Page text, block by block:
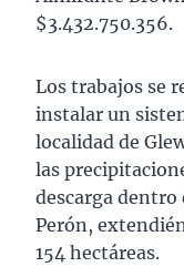
$3.432.750.356.
Los trabajos se
instalar un
localidad de
las
descarga dentro
Perón,
154 hectáreas.